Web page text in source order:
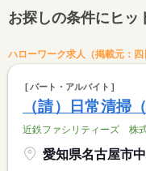
お探しの条件にヒッ
ハローワーク求人（掲載元：四
パート・アルバイト
（請）日常清掃
近鉄ファシリティーズ 株
愛知県名古屋市